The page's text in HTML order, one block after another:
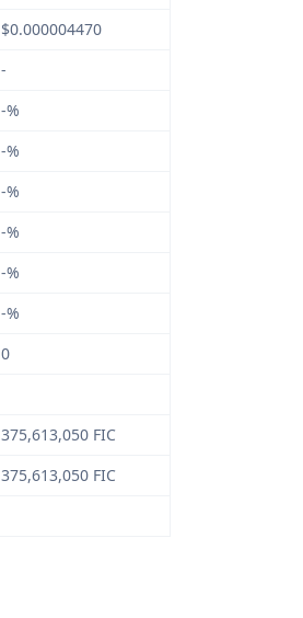
$0.000004470
-
-%
-%
-%
-%
-%
-%
0
375,613,050 FIC
375,613,050 FIC